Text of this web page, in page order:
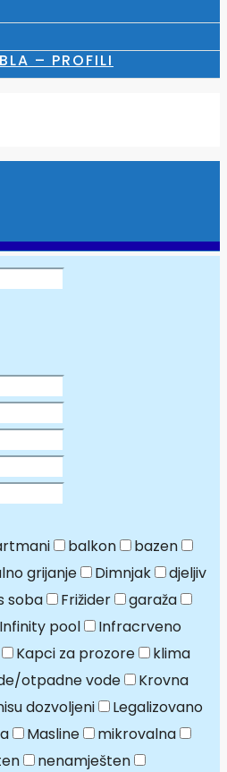
– PROFILI
balkon
bazen
grijanje Dimnjak
djeljiv
soba Frižider
garaža
Infinity pool
Infracrveno
Kapci za prozore
klima
otpadne vode
Krovna
dozvoljeni
Legalizovano
Masline
mikrovalna
nenamješten